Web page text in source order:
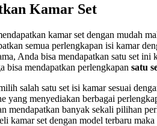
Kamar Set
kamar set dengan mudah
semua perlengkapan isi kamar
Anda bisa mendapatkan satu set
bisa mendapatkan perlengkapan satu
salah satu set isi kamar sesuai
yang menyediakan berbagai
mendapatkan banyak sekali pilihan
kamar set dengan model terbaru